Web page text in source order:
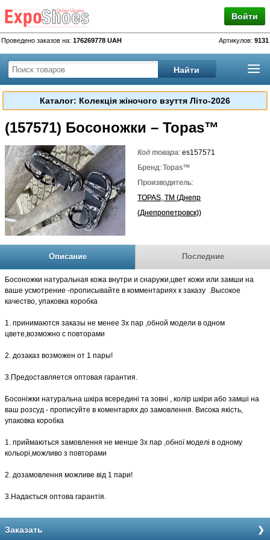
Войти
Проведено заказов на: 176269778 UAH Артикулов: 9131
Каталог: Колекція жіночого взуття Літо-2026
(157571) Босоножки – Topas™
Код товара:es157571
Бренд: Topas™
Производитель:
TOPAS, TM (Днепр
(Днепропетровск))
Описание Последние
Босоножки натуральная кожа внутри и снаружи,цвет кожи или замши на
ваше усмотрение -прописывайте в комментариях к заказу .Высокое
качество, упаковка коробка
1. принимаются заказы не менее 3х пар ,обной модели в одном
цвете,возможно с повторами
2. дозаказ возможен от 1 пары!
3.Предоставляется оптовая гарантия.
Босоніжки натуральна шкіра всередині та зовні , колір шкіри або замші на
ваш розсуд - прописуйте в коментарях до замовлення. Висока якість,
упаковка коробка
1. приймаються замовлення не менше 3х пар ,обної моделі в одному
кольорі,можливо з повторами
2. дозамовлення можливе від 1 пари!
3.Надається оптова гарантія.
Заказать